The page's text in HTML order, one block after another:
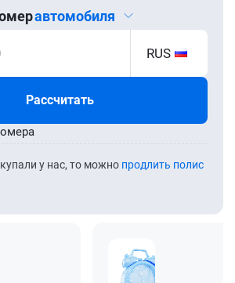
автомобиля
RUS
Рассчитать
у нас, то можно продлить полис